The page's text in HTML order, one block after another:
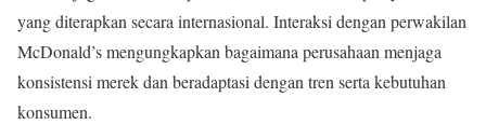
yang diterapkan secara internasional. Interaksi dengan perwakilan
McDonald’s mengungkapkan bagaimana perusahaan menjaga
konsistensi merek dan beradaptasi dengan tren serta kebutuhan
konsumen.